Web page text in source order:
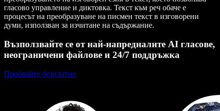
гласово управление и диктовка. Текст към реч обаче е
процесът на преобразуване на писмен текст в изговорени
думи, използван за изчитане на съдържание.
Възползвайте се от най-напредналите AI гласове,
неограничени файлове и 24/7 поддръжка
Пробвайте безплатно